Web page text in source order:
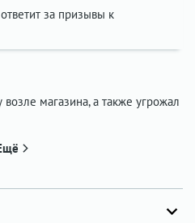
за призывы к
магазина, а также угрожал